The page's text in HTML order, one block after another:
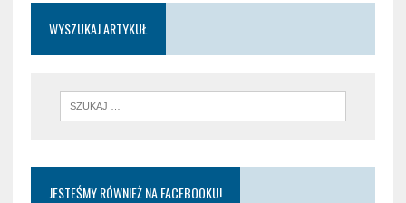
WYSZUKAJ ARTYKUŁ
JESTEŚMY RÓWNIEŻ NA FACEBOOKU!